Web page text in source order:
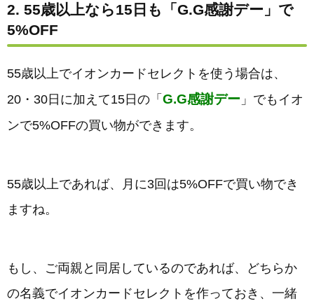
2. 55歳以上なら15日も「G.G感謝デー」で
5%OFF
55歳以上でイオンカードセレクトを使う場合は、
20・30日に加えて15日の「 G.G感謝デー 」でもイオ
ンで5%OFFの買い物ができます。
55歳以上であれば、月に3回は5%OFFで買い物でき
ますね。
もし、ご両親と同居しているのであれば、どちらか
の名義でイオンカードセレクトを作っておき、一緒